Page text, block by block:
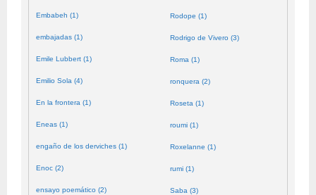
Embabeh (1)
embajadas (1)
Emile Lubbert (1)
Emilio Sola (4)
En la frontera (1)
Eneas (1)
engaño de los derviches (1)
Enoc (2)
ensayo poemático (2)
Rodope (1)
Rodrigo de Vivero (3)
Roma (1)
ronquera (2)
Roseta (1)
roumi (1)
Roxelanne (1)
rumi (1)
Saba (3)